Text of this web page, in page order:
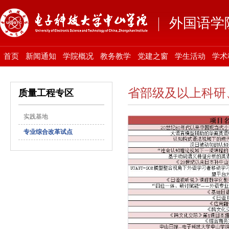
外国语学
首页 新闻通知 学院概况 教务教学 党建之窗 学生活动 学术
质量工程专区
实践基地
专业综合改革试点
省部级及以上科